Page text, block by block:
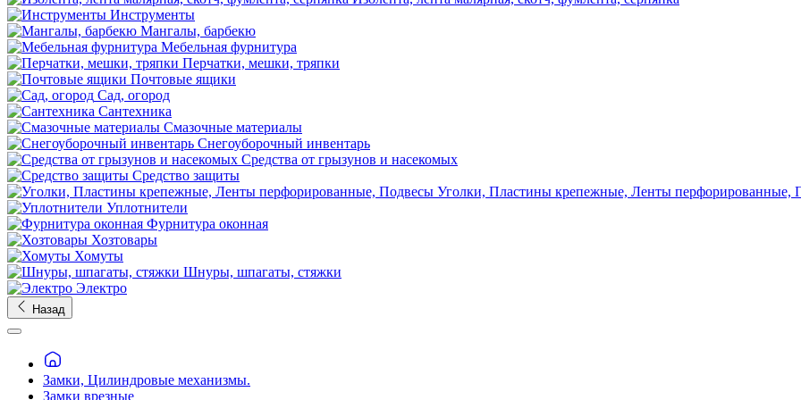
Инструменты
Мангалы, барбекю
Мебельная фурнитура
Перчатки, мешки, тряпки
Почтовые ящики
Сад, огород
Сантехника
Смазочные материалы
Снегоуборочный инвентарь
Средства от грызунов и насекомых
Средство защиты
Уголки, Пластины крепежные, Ленты перфорированные,
Уплотнители
Фурнитура оконная
Хозтовары
Хомуты
Шнуры, шпагаты, стяжки
Электро
Назад
Замки, Цилиндровые механизмы.
Замки врезные